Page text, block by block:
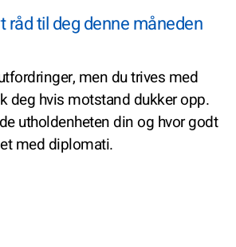
råd til deg denne måneden
men du trives med
deg hvis motstand dukker opp.
utholdenheten din og hvor godt
med diplomati.